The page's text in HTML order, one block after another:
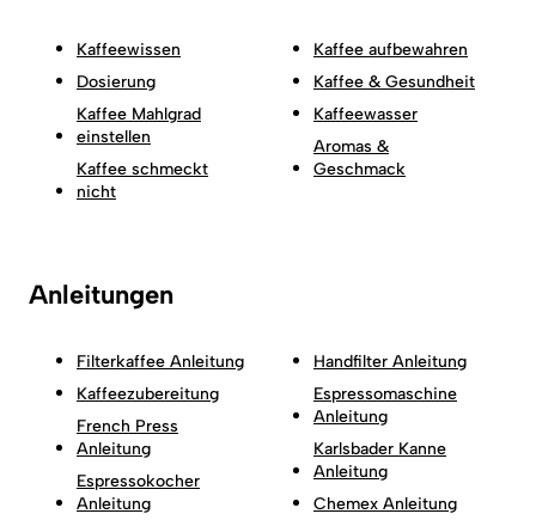
Kaffeewissen
Dosierung
Kaffee Mahlgrad
einstellen
Kaffee schmeckt
nicht
Kaffee aufbewahren
Kaffee & Gesundheit
Kaffeewasser
Aromas &
Geschmack
Anleitungen
Filterkaffee Anleitung
Kaffeezubereitung
French Press
Anleitung
Espressokocher
Anleitung
Handfilter Anleitung
Espressomaschine
Anleitung
Karlsbader Kanne
Anleitung
Chemex Anleitung